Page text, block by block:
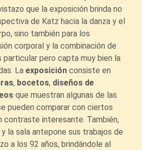
que la exposición brinda no
de Katz hacia la danza y el
sino también para los
corporal y la combinación de
pero capta muy bien la
La exposición consiste en
, bocetos, diseños de
que muestran algunas de las
pueden comparar con ciertos
contraste interesante. También,
la sala antepone sus trabajos de
a los 92 años, brindándole al